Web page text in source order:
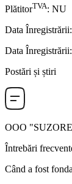
PlătitorTVA: NU
Data Înregistrării:
Data Înregistrării:
Postări și știri
OOO
Întrebări
Când a fost